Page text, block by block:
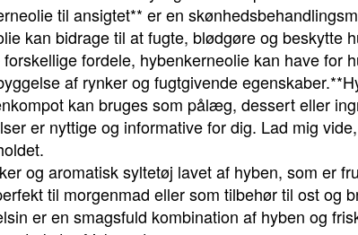
til ansigtet** er en
kan bidrage til at fugte, blødgøre og beskytte
fordele, hybenkerneolie kan have for
af rynker og fugtgivende
kan bruges som pålæg, dessert eller
er nyttige og informative for dig. Lad mig
og aromatisk syltetøj lavet af hyben, som er
til morgenmad eller som tilbehør til ost og
er en smagsfuld kombination af hyben og